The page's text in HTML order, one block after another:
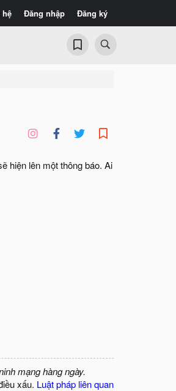
hệ Đăng nhập Đăng ký
hiện lên một thông báo. Ai
mạng hàng ngày.
xấu. Luật pháp liên quan